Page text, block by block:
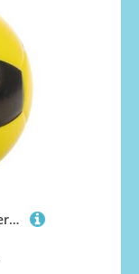
NOLITOY Leiser Indoor Soccerball aus PU für Robuster Geräuscharmer Soft Fußball Sicherer Strapazierfähiger Trainingsball für Drinnen für Wohnung und Indoor Sport